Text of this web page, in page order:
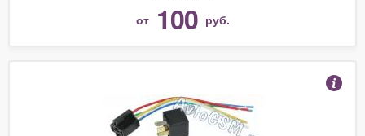
от 100 руб.